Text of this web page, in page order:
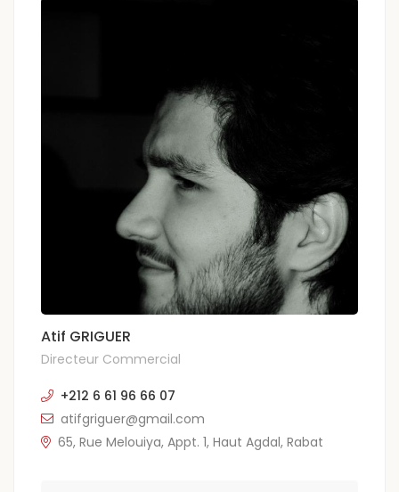
Atif GRIGUER
Directeur Commercial
+212 6 61 96 66 07
atifgriguer@gmail.com
65, Rue Melouiya, Appt. 1, Haut Agdal, Rabat